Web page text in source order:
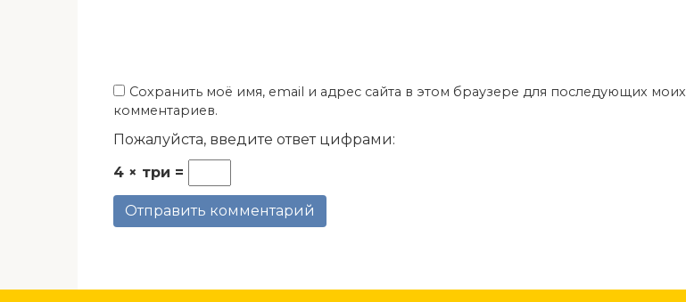
Сохранить моё имя, email и адрес сайта в этом браузере для последующих моих
комментариев.
Пожалуйста, введите ответ цифрами:
4 × три =